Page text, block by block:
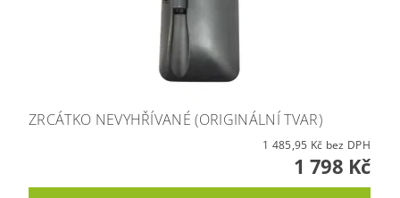
ZRCÁTKO NEVYHŘÍVANÉ (ORIGINÁLNÍ TVAR)
1 485,95 Kč bez DPH
1 798 Kč